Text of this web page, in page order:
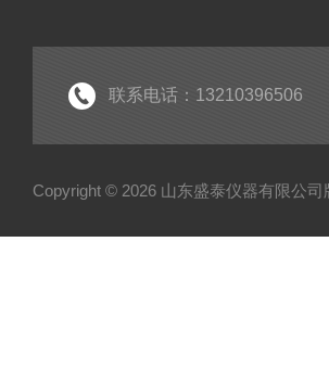
联系电话：13210396506
Copyright © 2026 山东盛泰仪器有限公